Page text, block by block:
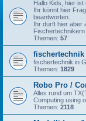
Hallo Kids, hier
Ihr könnt hier
beantworten.
Ihr dürft hier aber
Fischertechnikern
Themen: 57
fischertechnik in
Themen: 1829
Robo Pro /
Alles rund um
Computing using
Themen: 2118